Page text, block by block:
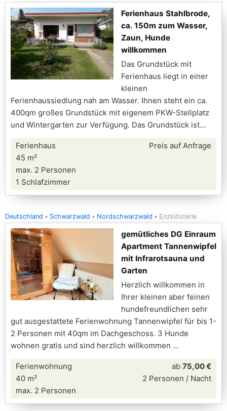
Ferienhaus Stahlbrode,
ca. 150m zum Wasser,
Zaun, Hunde
willkommen
Das Grundstück mit
Ferienhaus liegt in einer
kleinen
Ferienhaussiedlung nah am Wasser. Ihnen steht ein ca.
400qm großes Grundstück mit eigenem PKW-Stellplatz
und Wintergarten zur Verfügung. Das Grundstück ist
Ferienhaus
45 m²
max. 2 Personen
1 Schlafzimmer
Preis auf Anfrage
Deutschland Schwarzwald Nordschwarzwald Enzklösterle
gemütliches DG Einraum
Apartment Tannenwipfel
mit Infrarotsauna und
Garten
Herzlich willkommen in
Ihrer kleinen aber feinen
hundefreundlichen sehr
gut ausgestattete Ferienwohnung Tannenwipfel für bis 1-
2 Personen mit 40qm im Dachgeschoss. 3 Hunde
wohnen gratis und sind herzlich willkommen
Ferienwohnung
40 m²
max. 2 Personen
ab 75,00 €
2 Personen / Nacht